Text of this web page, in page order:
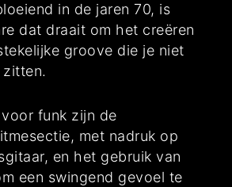
in de jaren 70, is
dat draait om het creëren
groove die je niet
zitten.
voor funk zijn de
met nadruk op
en het gebruik van
een swingend gevoel te